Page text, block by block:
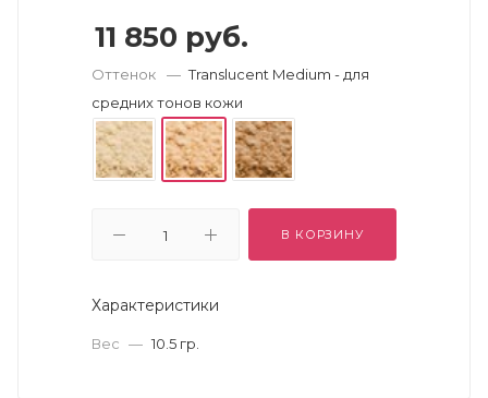
11 850 руб.
Оттенок — Translucent Medium - для
средних тонов кожи
В КОРЗИНУ
Характеристики
Вес — 10.5 гр.